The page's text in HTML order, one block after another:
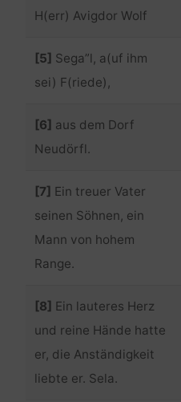
H(err) Avigdor Wolf
[5] Sega”l, a(uf ihm
sei) F(riede),
[6] aus dem Dorf
Neudörfl.
[7] Ein treuer Vater
seinen Söhnen, ein
Mann von hohem
Range.
[8] Ein lauteres Herz
und reine Hände hatte
er, die Anständigkeit
liebte er. Sela.